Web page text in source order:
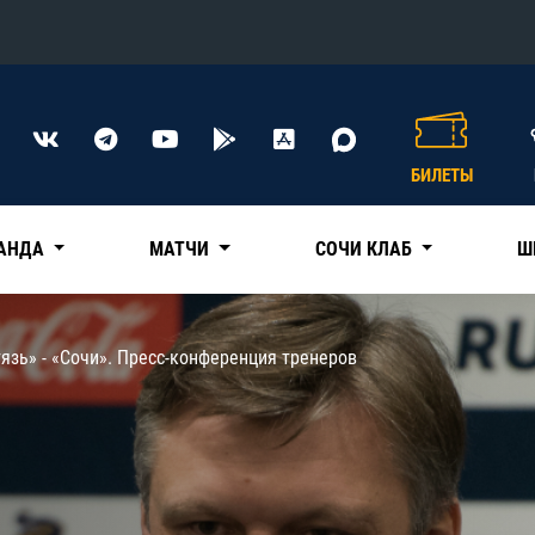
Конференция «Восток»
Нефтехимик
Трактор
Дивизион Чернышева
Авангард
Адмирал
КХЛ
БИЛЕТЫ
МАТЧИ СОЧИ КЛАБ
- «Сочи». Пресс-конференция тренеров